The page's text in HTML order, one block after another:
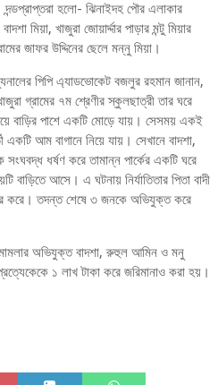
হলো- ঝিনাইদহ পৌর এলাকার
মিয়া, খাজুরা জোয়ার্দ্দার পাড়ার মন্টু মিয়ার
জাফর উদ্দিনের ছেলে মন্নু মিয়া।
পিপি এ্যাডভোকেট বজলুর রহমান জানান,
গ্রামের ৭ম শ্রেণীর স্কুলছাত্রী তার ঘরে
বাড়ির পাশে একটি মোড়ে যায়। সেসময় একই
একটি আম বাগানে নিয়ে যায়। সেখানে বাদশা,
ধর্ষণ করে তামান্ন পার্কের একটি ঘরে
বাড়িতে আসে। এ ঘটনায় নির্যাতিতার পিতা বাদী
করে। তদন্ত শেষে ৩ জনকে অভিযুক্ত করে
মামলার অভিযুক্ত বাদশা, রুহুল আমিন ও মনু
১ লাখ টাকা করে জরিমানাও করা হয়।